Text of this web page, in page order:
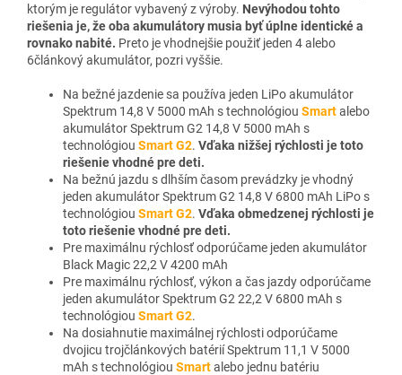
ktorým je regulátor vybavený z výroby. Nevýhodou tohto
riešenia je, že oba akumulátory musia byť úplne identické a
rovnako nabité. Preto je vhodnejšie použiť jeden 4 alebo
6článkový akumulátor, pozri vyššie.
Na bežné jazdenie sa používa jeden LiPo akumulátor
Spektrum 14,8 V 5000 mAh s technológiou Smartalebo
akumulátor Spektrum G2 14,8 V 5000 mAh s
technológiou Smart G2. Vďaka nižšej rýchlosti je toto
riešenie vhodné pre deti.
Na bežnú jazdu s dlhším časom prevádzky je vhodný
jeden akumulátor Spektrum G2 14,8 V 6800 mAh LiPo s
technológiou Smart G2. Vďaka obmedzenej rýchlosti je
toto riešenie vhodné pre deti.
Pre maximálnu rýchlosť odporúčame jeden akumulátor
Black Magic 22,2 V 4200 mAh
Pre maximálnu rýchlosť, výkon a čas jazdy odporúčame
jeden akumulátor Spektrum G2 22,2 V 6800 mAh s
technológiou Smart G2.
Na dosiahnutie maximálnej rýchlosti odporúčame
dvojicu trojčlánkových batérií Spektrum 11,1 V 5000
mAh s technológiou Smartalebo jednu batériu